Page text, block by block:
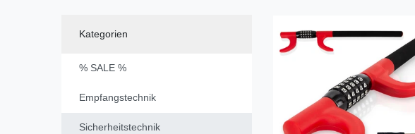
Kategorien
% SALE %
Empfangstechnik
Sicherheitstechnik